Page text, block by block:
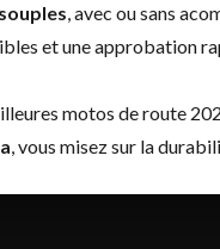
, avec ou sans
et une approbation
motos de route
, vous misez sur la